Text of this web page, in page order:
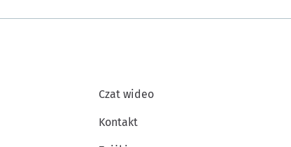
Czat wideo
Kontakt